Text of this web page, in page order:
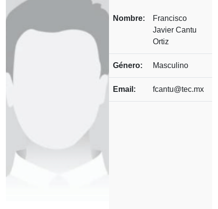
Nombre:
Francisco
Javier Cantu
Ortiz
Género: Masculino
Email: fcantu@tec.mx